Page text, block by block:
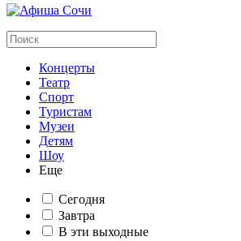
Концерты
Театр
Спорт
Туристам
Музеи
Детям
Шоу
Еще
Сегодня
Завтра
В эти выходные